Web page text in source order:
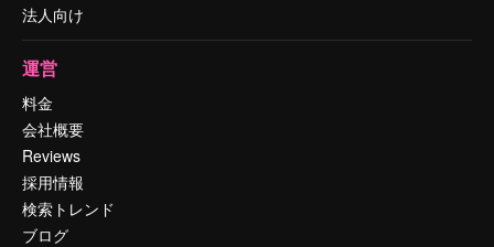
法人向け
運営
料金
会社概要
Reviews
採用情報
検索トレンド
ブログ